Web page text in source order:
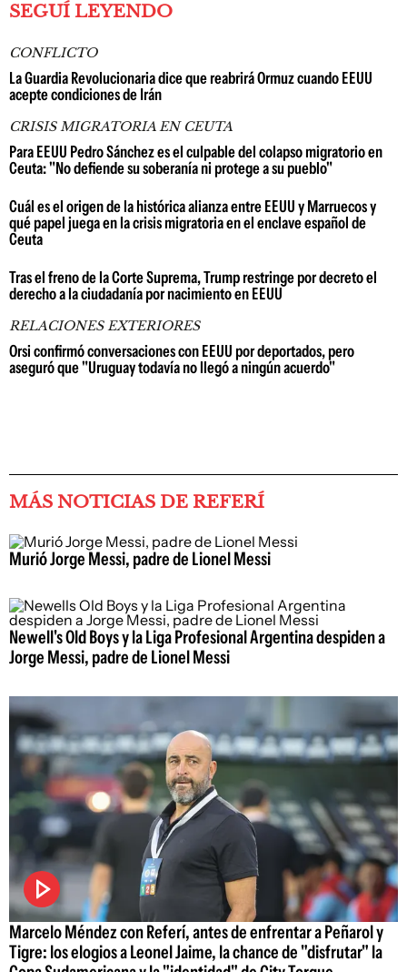
SEGUÍ LEYENDO
CONFLICTO
La Guardia Revolucionaria dice que reabrirá Ormuz cuando EEUU
acepte condiciones de Irán
CRISIS MIGRATORIA EN CEUTA
Para EEUU Pedro Sánchez es el culpable del colapso migratorio en
Ceuta: "No defiende su soberanía ni protege a su pueblo"
Cuál es el origen de la histórica alianza entre EEUU y Marruecos y
qué papel juega en la crisis migratoria en el enclave español de
Ceuta
Tras el freno de la Corte Suprema, Trump restringe por decreto el
derecho a la ciudadanía por nacimiento en EEUU
RELACIONES EXTERIORES
Orsi confirmó conversaciones con EEUU por deportados, pero
aseguró que "Uruguay todavía no llegó a ningún acuerdo"
MÁS NOTICIAS DE REFERÍ
Murió Jorge Messi, padre de Lionel Messi
Newell's Old Boys y la Liga Profesional Argentina despiden a
Jorge Messi, padre de Lionel Messi
Marcelo Méndez con Referí, antes de enfrentar a Peñarol y
Tigre: los elogios a Leonel Jaime, la chance de "disfrutar" la